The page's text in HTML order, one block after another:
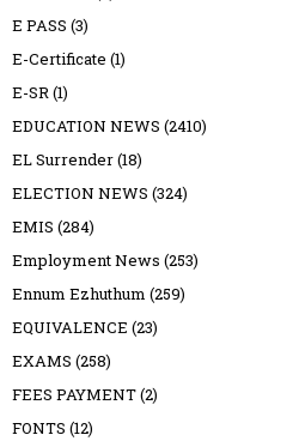
E PASS (3)
E-Certificate (1)
E-SR(1)
EDUCATION NEWS (2410)
EL Surrender(18)
ELECTION NEWS (324)
EMIS (284)
Employment News (253)
Ennum Ezhuthum (259)
EQUIVALENCE (23)
EXAMS (258)
FEES PAYMENT(2)
FONTS (12)